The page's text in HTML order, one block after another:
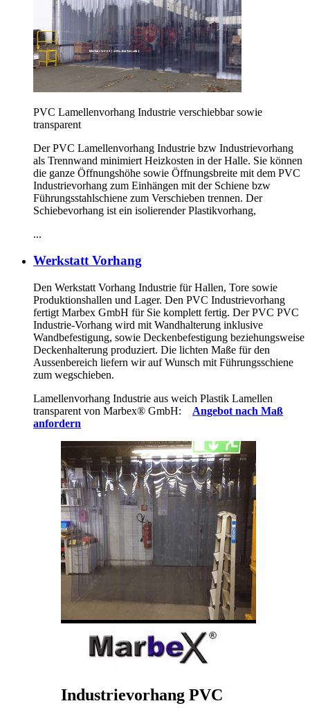
PVC Lamellenvorhang Industrie verschiebbar sowie
transparent
Der PVC Lamellenvorhang Industrie bzw Industrievorhang
als Trennwand minimiert Heizkosten in der Halle. Sie können
die ganze Öffnungshöhe sowie Öffnungsbreite mit dem PVC
Industrievorhang zum Einhängen mit der Schiene bzw
Führungsstahlschiene zum Verschieben trennen. Der
Schiebevorhang ist ein isolierender Plastikvorhang,
...
Werkstatt Vorhang
Den Werkstatt Vorhang Industrie für Hallen, Tore sowie
Produktionshallen und Lager. Den PVC Industrievorhang
fertigt Marbex GmbH für Sie komplett fertig. Der PVC PVC
Industrie-Vorhang wird mit Wandhalterung inklusive
Wandbefestigung, sowie Deckenbefestigung beziehungsweise
Deckenhalterung produziert. Die lichten Maße für den
Aussenbereich liefern wir auf Wunsch mit Führungsschiene
zum wegschieben.
Lamellenvorhang Industrie aus weich Plastik Lamellen
transparent von Marbex® GmbH:
Angebot nach Maß
anfordern
Industrievorhang PVC